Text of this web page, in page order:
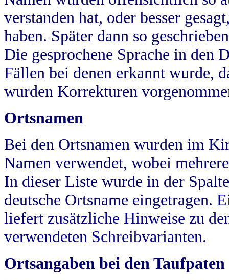
verstanden hat, oder besser
haben. Später dann so
Die gesprochene Sprache in
Fällen bei denen erkannt wurde,
wurden Korrekturen
Ortsnamen
Bei den Ortsnamen wurden im
Namen verwendet, wobei
In dieser Liste wurde in der
deutsche Ortsname eingetragen.
liefert zusätzliche Hinweise zu
verwendeten Schreibvarianten.
Ortsangaben bei den Taufpaten